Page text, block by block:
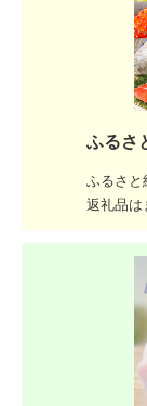
ふるさ
ふるさと
返礼品は